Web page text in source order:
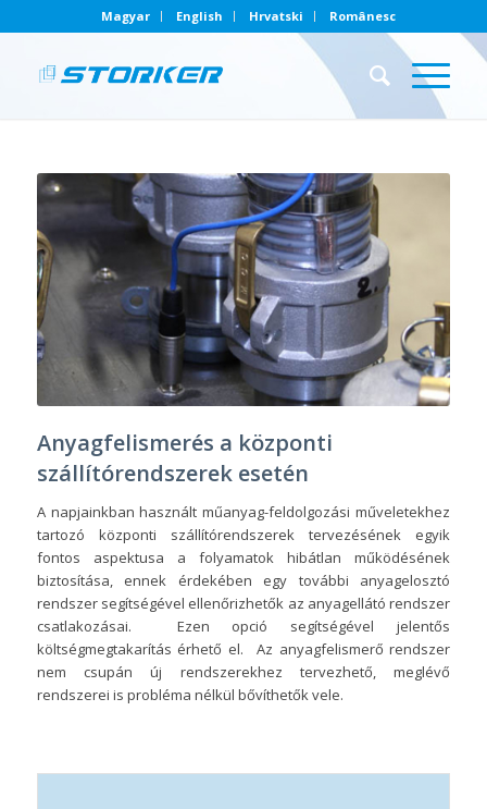
Magyar English Hrvatski Românesc
Anyagfelismerés a központi
szállítórendszerek esetén
A napjainkban használt műanyag-feldolgozási műveletekhez
tartozó központi szállítórendszerek tervezésének egyik
fontos aspektusa a folyamatok hibátlan működésének
biztosítása, ennek érdekében egy további anyagelosztó
rendszer segítségével ellenőrizhetők az anyagellátó rendszer
csatlakozásai. Ezen opció segítségével jelentős
költségmegtakarítás érhető el. Az anyagfelismerő rendszer
nem csupán új rendszerekhez tervezhető, meglévő
rendszerei is probléma nélkül bővíthetők vele.